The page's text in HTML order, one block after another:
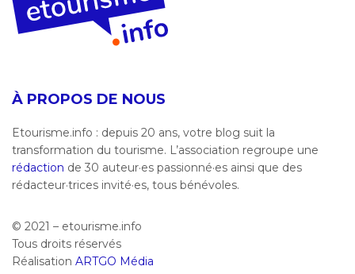
À PROPOS DE NOUS
Etourisme.info : depuis 20 ans, votre blog suit la
transformation du tourisme. L’association regroupe une
rédaction de 30 auteur·es passionné·es ainsi que des
rédacteur·trices invité·es, tous bénévoles.
© 2021 – etourisme.info
Tous droits réservés
Réalisation ARTGO Média